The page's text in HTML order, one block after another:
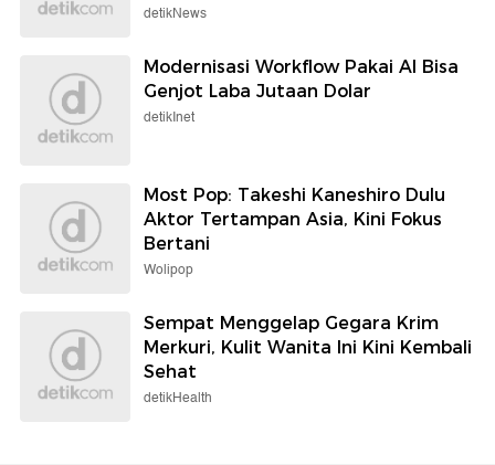
detikNews
Modernisasi Workflow Pakai AI Bisa
Genjot Laba Jutaan Dolar
detikInet
Most Pop: Takeshi Kaneshiro Dulu
Aktor Tertampan Asia, Kini Fokus
Bertani
Wolipop
Sempat Menggelap Gegara Krim
Merkuri, Kulit Wanita Ini Kini Kembali
Sehat
detikHealth